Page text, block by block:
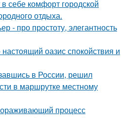
себе комфорт городской
отдыха.
- про простоту, элегантность
оазис спокойствия и
в России, решил
в маршрутке местному
процесс